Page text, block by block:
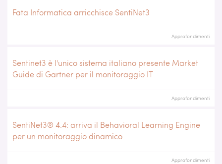
Fata Informatica arricchisce SentiNet3
Approfondimenti
Sentinet3 è l'unico sistema italiano presente Market
Guide di Gartner per il monitoraggio IT
Approfondimenti
SentiNet3® 4.4: arriva il Behavioral Learning Engine
per un monitoraggio dinamico
Approfondimenti